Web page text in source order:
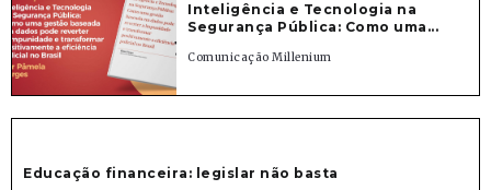
Inteligência e Tecnologia na
Segurança Pública: Como uma...
Comunicação Millenium
Educação financeira: legislar não basta